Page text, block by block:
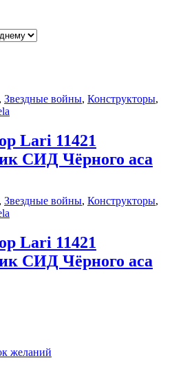
, Звездные войны, Конструкторы,
Lari 11421
СИД Чёрного аса
, Звездные войны, Конструкторы,
Lari 11421
СИД Чёрного аса
желаний